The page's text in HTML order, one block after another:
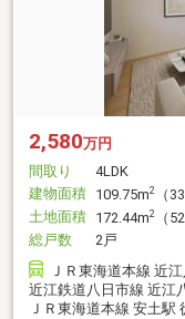
2,580万円
間取り
4LDK
建物面積 109.75m2
（
土地面積 172.44m2
（
総戸数
2戸
ＪＲ東海道本線 近
近江鉄道八日市線 近江
ＪＲ東海道本線 安土駅